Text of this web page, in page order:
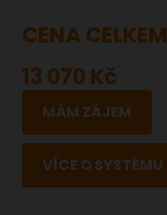
CENA CELKEM
13 070 Kč
MÁM ZÁJEM
VÍCE O SYSTÉMU